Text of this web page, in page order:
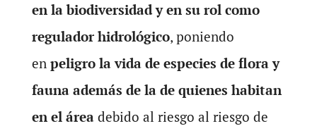
en la biodiversidad y en su rol como
regulador hidrológico, poniendo
enpeligro la vida de especies de flora y
fauna además de la de quienes habitan
en el áreadebido al riesgo al riesgo de